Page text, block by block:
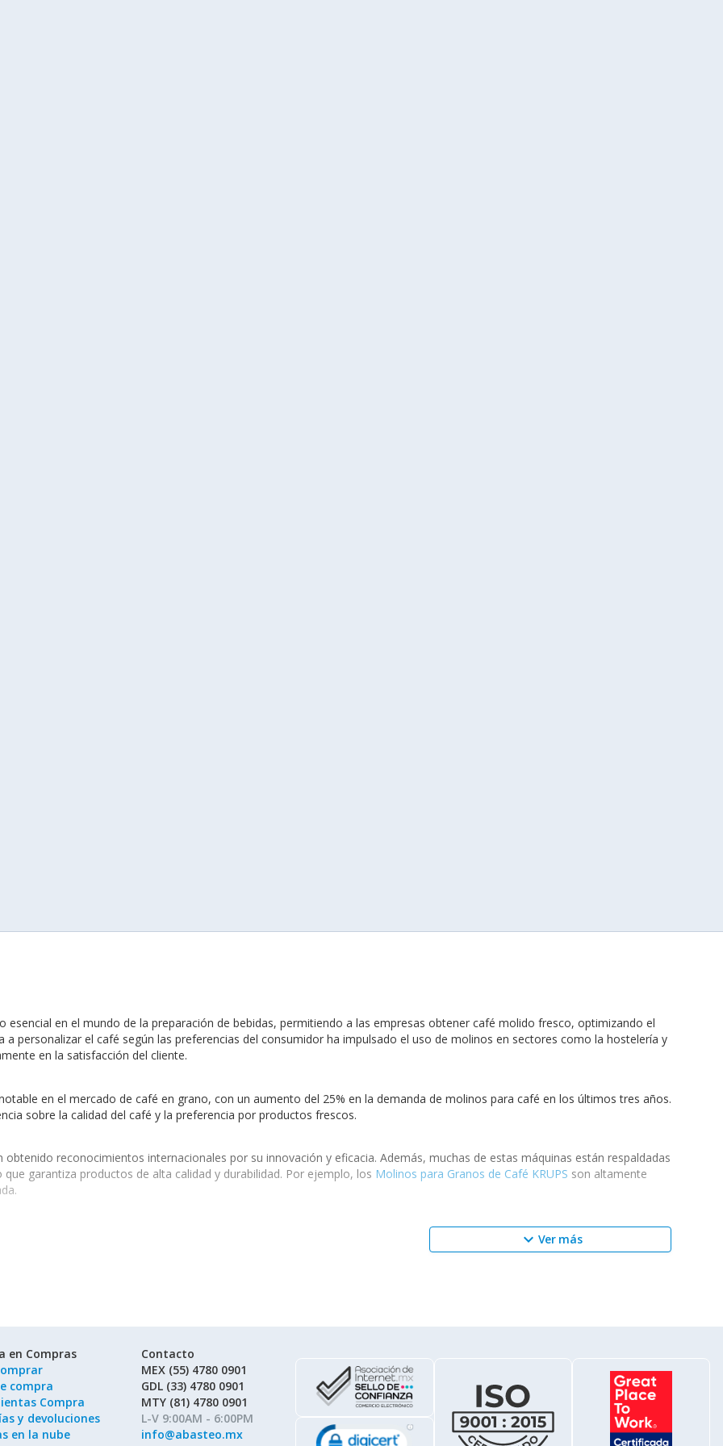
esencial en el mundo de la preparación de bebidas, permitiendo a las empresas obtener café molido fresco, optimizando el
a personalizar el café según las preferencias del consumidor ha impulsado el uso de molinos en sectores como la hostelería y
en la satisfacción del cliente.
en el mercado de café en grano, con un aumento del 25% en la demanda de molinos para café en los últimos tres años.
sobre la calidad del café y la preferencia por productos frescos.
reconocimientos internacionales por su innovación y eficacia. Además, muchas de estas máquinas están respaldadas
garantiza productos de alta calidad y durabilidad. Por ejemplo, los Molinos para Granos de Café KRUPS son altamente
de Café
en diversas industrias, incluyendo:
de calidad.
ingredientes frescos.
maximizar la frescura del producto.
keyboard_arrow_down Ver más
en Compras
compra
Compra
y devoluciones
en la nube
Contacto
MEX (55) 4780 0901
GDL (33) 4780 0901
MTY (81) 4780 0901
L-V 9:00AM - 6:00PM
info@abasteo.mx